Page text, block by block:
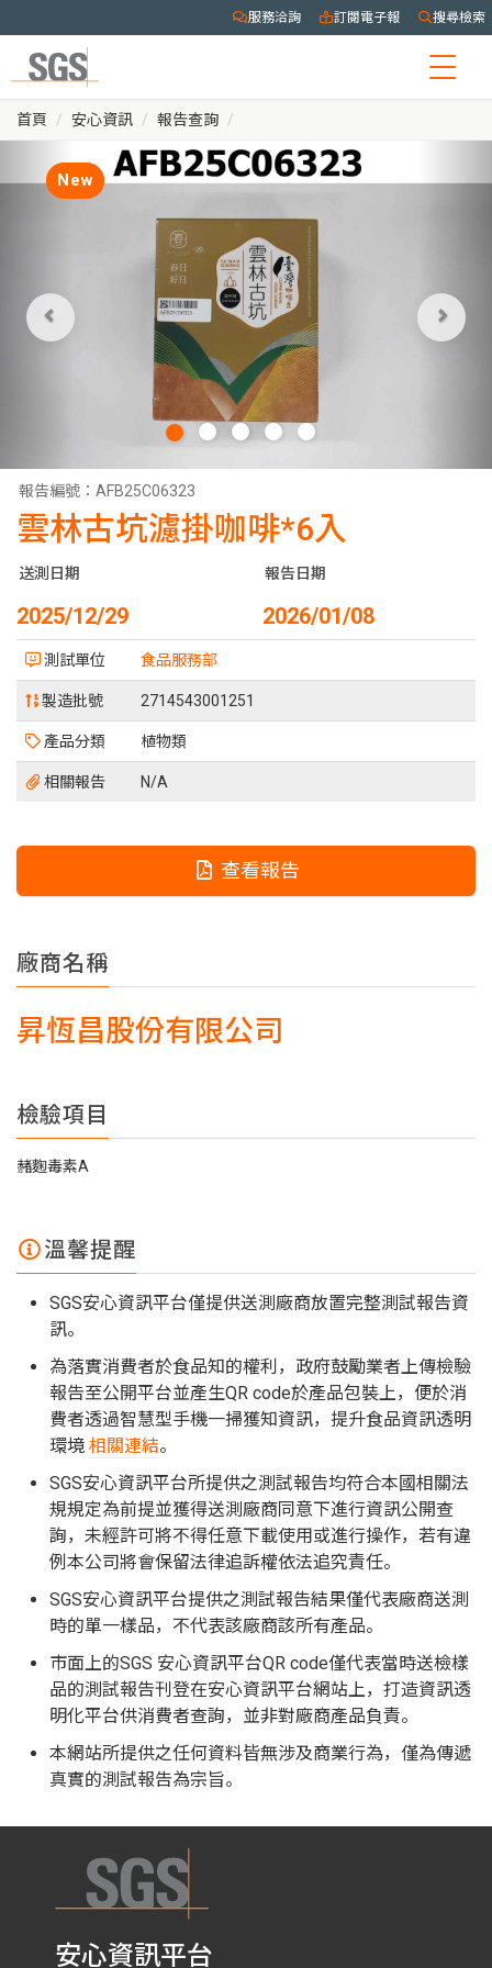
服務洽詢 訂閱電子報 搜尋檢索
首頁 安心資訊 報告查詢
New
報告編號： AFB25C06323
雲林古坑濾掛咖啡*6入
送測日期
2025/12/29
報告日期
2026/01/08
測試單位 食品服務部
製造批號 2714543001251
產品分類 植物類
相關報告 N/A
查看報告
廠商名稱
昇恆昌股份有限公司
檢驗項目
赭麴毒素A
溫馨提醒
SGS安心資訊平台僅提供送測廠商放置完整測試報告資
訊。
為落實消費者於食品知的權利，政府鼓勵業者上傳檢驗
報告至公開平台並產生QR code於產品包裝上，便於消
費者透過智慧型手機一掃獲知資訊，提升食品資訊透明
環境 相關連結。
SGS安心資訊平台所提供之測試報告均符合本國相關法
規規定為前提並獲得送測廠商同意下進行資訊公開查
詢，未經許可將不得任意下載使用或進行操作，若有違
例本公司將會保留法律追訴權依法追究責任。
SGS安心資訊平台提供之測試報告結果僅代表廠商送測
時的單一樣品，不代表該廠商該所有產品。
市面上的SGS 安心資訊平台QR code僅代表當時送檢樣
品的測試報告刊登在安心資訊平台網站上，打造資訊透
明化平台供消費者查詢，並非對廠商產品負責。
本網站所提供之任何資料皆無涉及商業行為，僅為傳遞
真實的測試報告為宗旨。
安心資訊平台